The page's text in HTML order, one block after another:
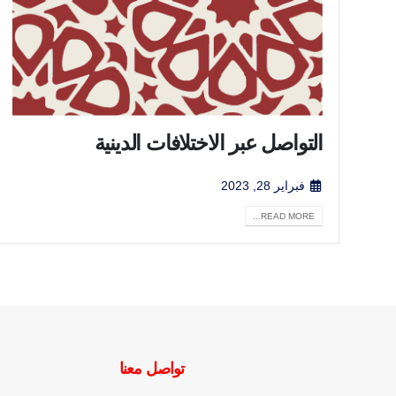
التواصل عبر الاختلافات الدينية
فبراير 28, 2023
READ MORE...
تواصل معنا